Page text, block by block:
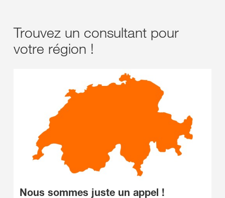
Trouvez un consultant pour
votre région !
Nous sommes juste un appel !